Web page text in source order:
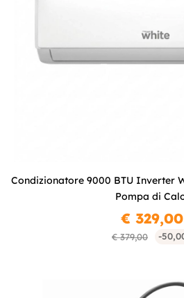
Condizionatore 9000 BTU Inverter
Pompa di
€ 379,00 -
€ 329,00